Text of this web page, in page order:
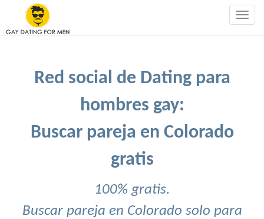
Red social de Dating para
hombres gay:
Buscar pareja en Colorado
gratis
100% gratis.
Buscar pareja en Colorado solo para